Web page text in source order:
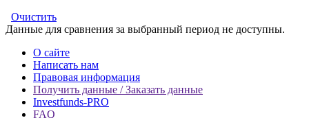
Очистить
Данные для сравнения за выбранный период не доступны.
О сайте
Написать нам
Правовая информация
Получить данные / Заказать данные
Investfunds-PRO
FAQ